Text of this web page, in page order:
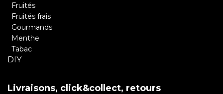
Fruités
Fruités frais
Gourmands
Menthe
Tabac
DIY
Livraisons, click&collect, retours